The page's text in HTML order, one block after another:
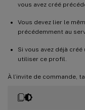
vous avez créé
Vous devez lier le
précédemment au
Si vous avez déjà
utiliser ce profil.
À l’invite de commande,